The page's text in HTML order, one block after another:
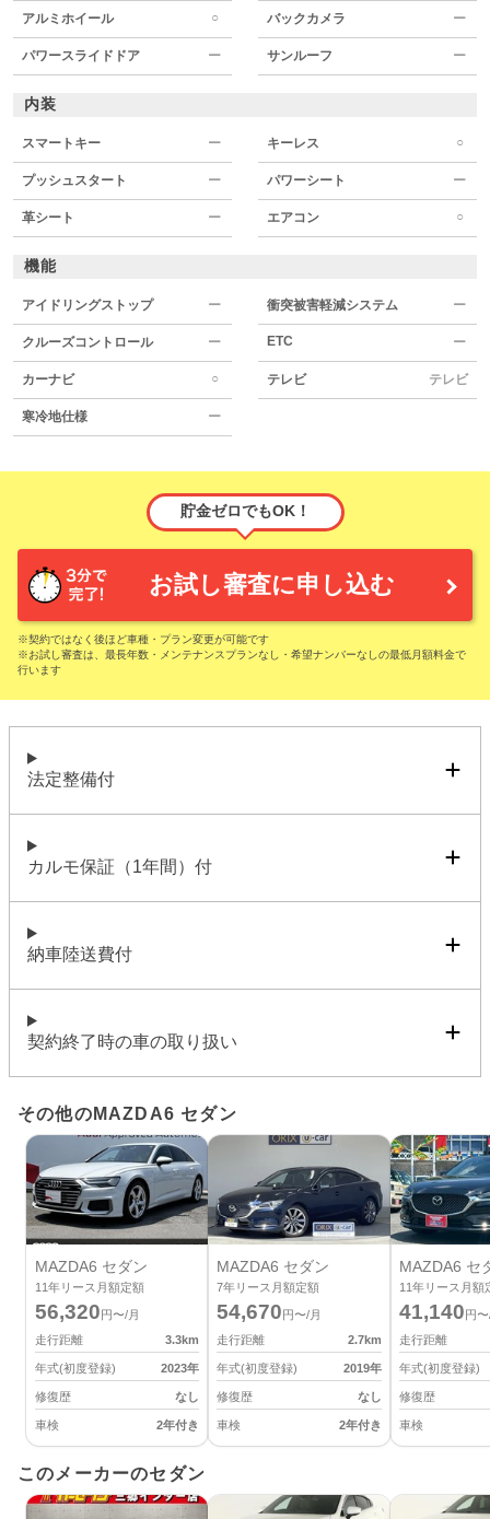
アルミホイール ○ バックカメラ ー
パワースライドドア ー サンルーフ ー
内装
スマートキー ー キーレス ○
プッシュスタート ー パワーシート ー
革シート ー エアコン ○
機能
アイドリングストップ ー 衝突被害軽減システム ー
クルーズコントロール ー ETC ー
カーナビ ○ テレビ テレビ
寒冷地仕様 ー
貯金ゼロでもOK！
お試し審査に申し込む
※契約ではなく後ほど車種・プラン変更が可能です
※お試し審査は、最長年数・メンテナンスプランなし・希望ナンバーなしの最低月額料金で
行います
法定整備付
カルモ保証（1年間）付
納車陸送費付
契約終了時の車の取り扱い
その他のMAZDA6 セダン
MAZDA6 セダン
11年リース月額定額
56,320円〜/月
走行距離
3.3km
年式(初度登録) 2023年
修復歴 なし
車検 2年付き
MAZDA6 セダン
7年リース月額定額
54,670円〜/月
走行距離
2.7km
年式(初度登録) 2019年
修復歴 なし
車検 2年付き
MAZDA6 セ
11年リース月額
41,140円
走行距離
年式(初度登録)
修復歴
車検
このメーカーのセダン